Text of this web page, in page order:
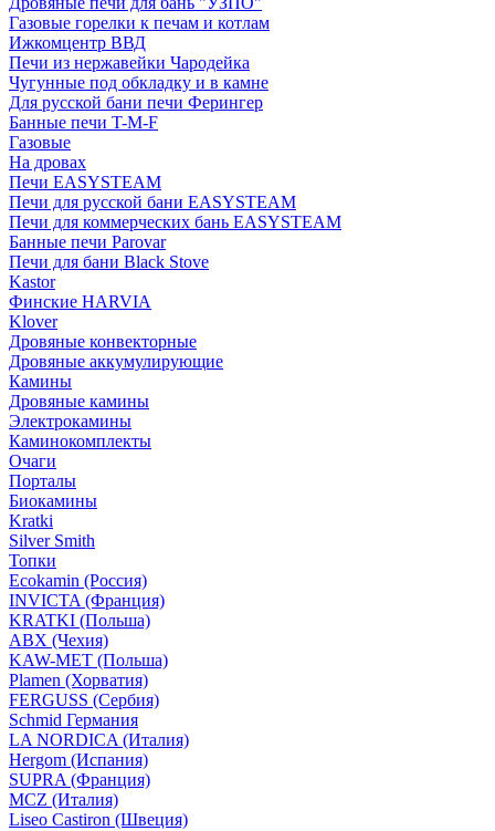
Газовые горелки к печам и котлам
Ижкомцентр ВВД
Печи из нержавейки Чародейка
Чугунные под обкладку и в камне
Для русской бани печи Ферингер
Банные печи T-M-F
Газовые
На дровах
Печи EASYSTEAM
Печи для русской бани EASYSTEAM
Печи для коммерческих бань EASYSTEAM
Банные печи Parovar
Печи для бани Black Stove
Kastor
Финские HARVIA
Klover
Дровяные конвекторные
Дровяные аккумулирующие
Камины
Дровяные камины
Электрокамины
Каминокомплекты
Очаги
Порталы
Биокамины
Kratki
Silver Smith
Топки
Ecokamin (Россия)
INVICTA (Франция)
KRATKI (Польша)
ABX (Чехия)
KAW-MET (Польша)
Plamen (Хорватия)
FERGUSS (Сербия)
Schmid Германия
LA NORDICA (Италия)
Hergom (Испания)
SUPRA (Франция)
MCZ (Италия)
Liseo Castiron (Швеция)